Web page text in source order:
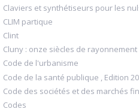
Claviers et synthétiseurs pour les
CLIM partique
Clint
Cluny : onze siècles de rayonnement
Code de l'urbanisme
Code de la santé publique , Edition
Code des sociétés et des marchés
Codes